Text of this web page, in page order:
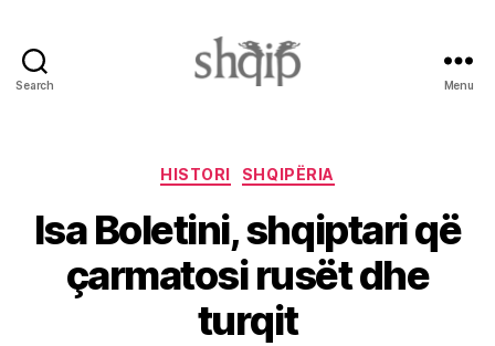
Search Menu
Categories
HISTORI SHQIPËRIA
Isa Boletini, shqiptari që
çarmatosi rusët dhe
turqit